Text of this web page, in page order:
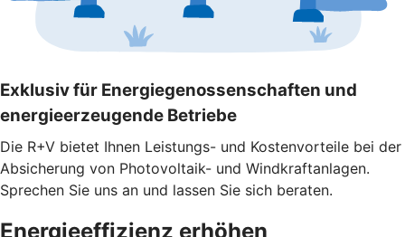
Exklusiv für Energiegenossenschaften und
energieerzeugende Betriebe
Die R+V bietet Ihnen Leistungs- und Kostenvorteile bei der
Absicherung von Photovoltaik- und Windkraftanlagen.
Sprechen Sie uns an und lassen Sie sich beraten.
Energieeffizienz erhöhen